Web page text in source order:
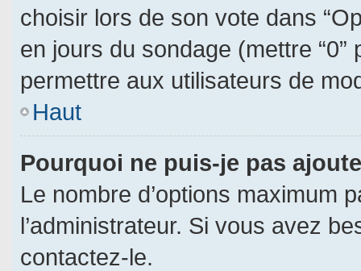
choisir lors de son vote dans
en jours du sondage (mettre
permettre aux utilisateurs de
Haut
Pourquoi ne puis-je pas
Le nombre d’options maximum
l’administrateur. Si vous avez
contactez-le.